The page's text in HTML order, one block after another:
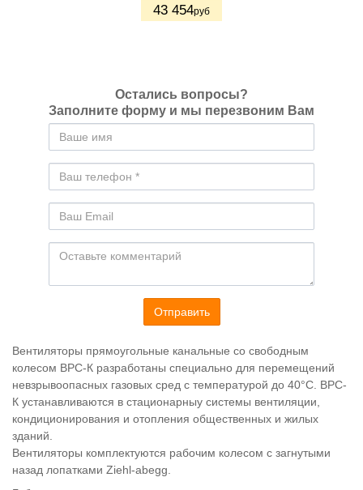
43 454руб
Остались вопросы?
Заполните форму и мы перезвоним Вам
Отправить
Вентиляторы прямоугольные канальные со свободным
колесом ВРС-К разработаны специально для перемещений
невзрывоопасных газовых сред с температурой до 40°С. ВРС-
К устанавливаются в стационарныу системы вентиляции,
кондиционирования и отопления общественных и жилых
зданий.
Вентиляторы комплектуются рабочим колесом с загнутыми
назад лопатками Ziehl-abegg.